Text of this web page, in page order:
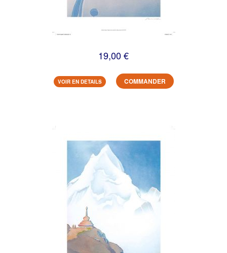
19,00 €
VOIR EN DETAILS COMMANDER